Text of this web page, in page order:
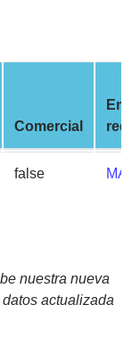
Comercial
red
false
nuestra nueva
actualizada